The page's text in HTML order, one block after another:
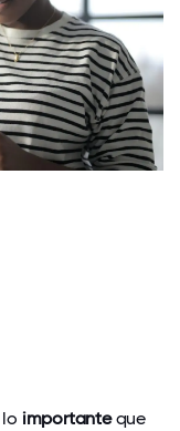
lo importanteque